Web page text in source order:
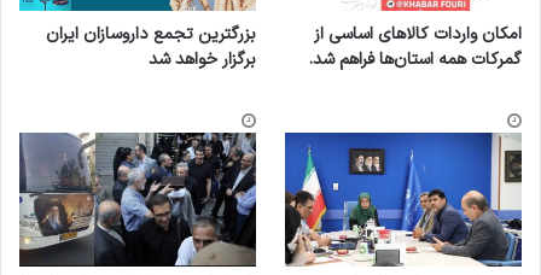
امکان واردات کالاهای اساسی از
گمرکات همه استان‌ها فراهم شد.
بزرگترین تجمع داروسازان ایران
برگزار خواهد شد